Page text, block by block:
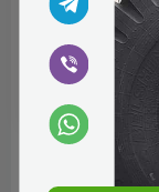
Отзывы (0)